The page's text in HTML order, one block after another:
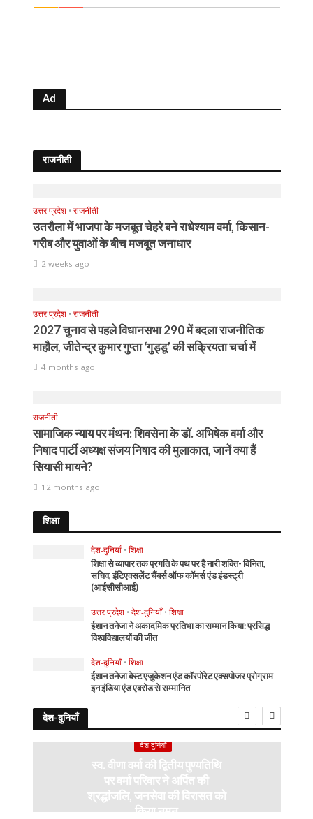
Ad
राजनीती
उत्तर प्रदेश • राजनीती
उतरौला में भाजपा के मजबूत चेहरे बने राधेश्याम वर्मा, किसान-
गरीब और युवाओं के बीच मजबूत जनाधार
2 weeks ago
उत्तर प्रदेश • राजनीती
2027 चुनाव से पहले विधानसभा 290 में बदला राजनीतिक
माहौल, जीतेन्द्र कुमार गुप्ता ‘गुड्डू’ की सक्रियता चर्चा में
4 months ago
राजनीती
सामाजिक न्याय पर मंथन: शिवसेना के डॉ. अभिषेक वर्मा और
निषाद पार्टी अध्यक्ष संजय निषाद की मुलाकात, जानें क्या हैं
सियासी मायने?
12 months ago
शिक्षा
देश-दुनियाँ • शिक्षा
शिक्षा से व्यापार तक प्रगति के पथ पर है नारी शक्ति- विनिता,
सचिव, इंटिएक्सलेंट चैंबर्स ऑफ कॉमर्स एंड इंडस्ट्री
(आईसीसीआई)
उत्तर प्रदेश • देश-दुनियाँ • शिक्षा
ईशान तनेजा ने अकादमिक प्रतिभा का सम्मान किया: प्रसिद्ध
विश्वविद्यालयों की जीत
देश-दुनियाँ • शिक्षा
ईशान तनेजा बेस्ट एजुकेशन एंड कॉरपोरेट एक्सपोजर प्रोग्राम
इन इंडिया एंड एबरोड से सम्मानित
देश-दुनियाँ
देश-दुनियाँ
स्व. वीणा वर्मा की द्वितीय पुण्यतिथि
पर वर्मा परिवार ने अर्पित की
श्रद्धांजलि, जनसेवा की विरासत को
किया नमन